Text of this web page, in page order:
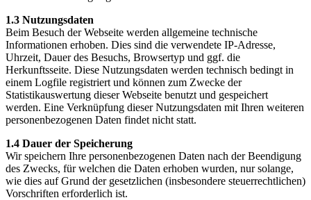
1.3 Nutzungsdaten
Beim Besuch der Webseite werden allgemeine technische
Informationen erhoben. Dies sind die verwendete IP-Adresse,
Uhrzeit, Dauer des Besuchs, Browsertyp und ggf. die
Herkunftsseite. Diese Nutzungsdaten werden technisch bedingt in
einem Logfile registriert und können zum Zwecke der
Statistikauswertung dieser Webseite benutzt und gespeichert
werden. Eine Verknüpfung dieser Nutzungsdaten mit Ihren weiteren
personenbezogenen Daten findet nicht statt.
1.4 Dauer der Speicherung
Wir speichern Ihre personenbezogenen Daten nach der Beendigung
des Zwecks, für welchen die Daten erhoben wurden, nur solange,
wie dies auf Grund der gesetzlichen (insbesondere steuerrechtlichen)
Vorschriften erforderlich ist.